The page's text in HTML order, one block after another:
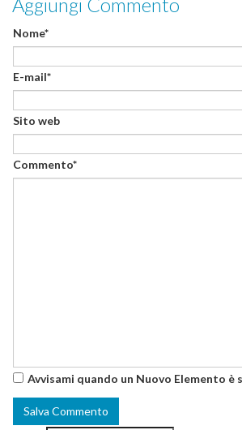
Nome*
E-mail*
Sito web
Commento*
Avvisami quando un Nuovo Elemento